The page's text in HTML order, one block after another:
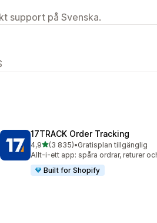
support på Svenska.
17TRACK Order Tracking
4,9av 5 stjärnor
(3 835)
3835 recensioner totalt
•Gratisplan tillgänglig
Allt-i-ett app: spåra ordrar, returer
Built for Shopify